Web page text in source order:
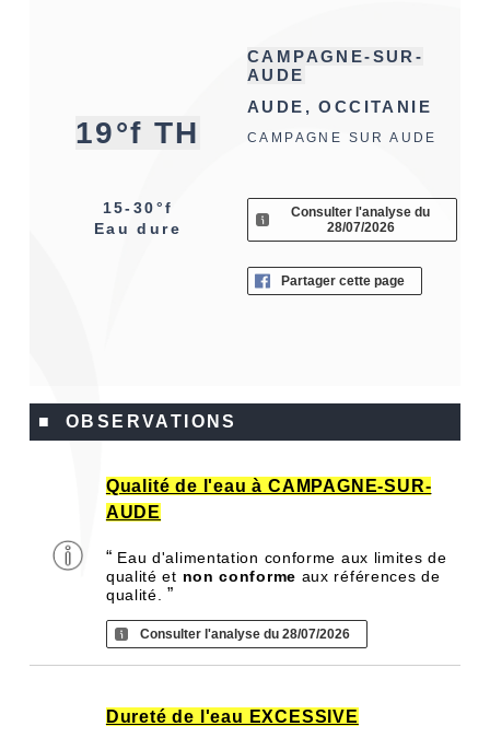
19°f TH
15-30°f
Eau dure
CAMPAGNE-SUR-
AUDE
AUDE, OCCITANIE
CAMPAGNE SUR AUDE
Consulter l'analyse du
28/07/2026
Partager cette page
■ OBSERVATIONS
Qualité de l'eau à CAMPAGNE-SUR-
AUDE
“ Eau d'alimentation conforme aux limites de
qualité et non conforme aux références de
qualité.”
Consulter l'analyse du 28/07/2026
Dureté de l'eau EXCESSIVE